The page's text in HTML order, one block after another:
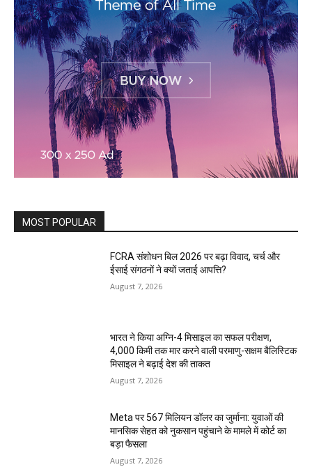
MOST POPULAR
FCRA संशोधन बिल 2026 पर बढ़ा विवाद, चर्च और
ईसाई संगठनों ने क्यों जताई आपत्ति?
August 7, 2026
भारत ने किया अग्नि-4 मिसाइल का सफल परीक्षण,
4,000 किमी तक मार करने वाली परमाणु-सक्षम बैलिस्टिक
मिसाइल ने बढ़ाई देश की ताकत
August 7, 2026
Meta पर 567 मिलियन डॉलर का जुर्माना: युवाओं की
मानसिक सेहत को नुकसान पहुंचाने के मामले में कोर्ट का
बड़ा फैसला
August 7, 2026